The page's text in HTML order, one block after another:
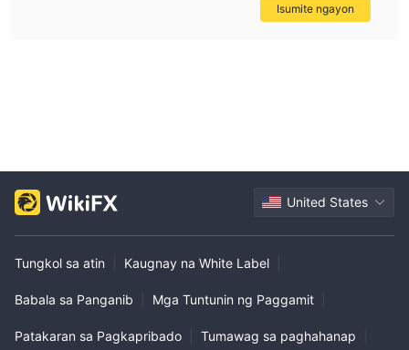
Isumite ngayon
United States
Tungkol sa atin Kaugnay na White Label
Babala sa Panganib Mga Tuntunin ng Paggamit
Patakaran sa Pagkapribado Tumawag sa paghahanap